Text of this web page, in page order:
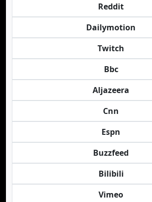
Reddit
Dailymotion
Twitch
Bbc
Aljazeera
Cnn
Espn
Buzzfeed
Bilibili
Vimeo